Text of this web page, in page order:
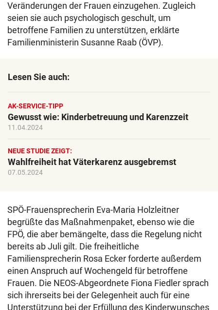
Veränderungen der Frauen einzugehen. Zugleich
seien sie auch psychologisch geschult, um
betroffene Familien zu unterstützen, erklärte
Familienministerin Susanne Raab (ÖVP).
Lesen Sie auch:
AK-SERVICE-TIPP
Gewusst wie: Kinderbetreuung und Karenzzeit
11.04.2024
NEUE STUDIE ZEIGT:
Wahlfreiheit hat Väterkarenz ausgebremst
07.05.2024
SPÖ-Frauensprecherin Eva-Maria Holzleitner
begrüßte das Maßnahmenpaket, ebenso wie die
FPÖ, die aber bemängelte, dass die Regelung nicht
bereits ab Juli gilt. Die freiheitliche
Familiensprecherin Rosa Ecker forderte außerdem
einen Anspruch auf Wochengeld für betroffene
Frauen. Die NEOS-Abgeordnete Fiona Fiedler sprach
sich ihrerseits bei der Gelegenheit auch für eine
Unterstützung bei der Erfüllung des Kinderwunsches